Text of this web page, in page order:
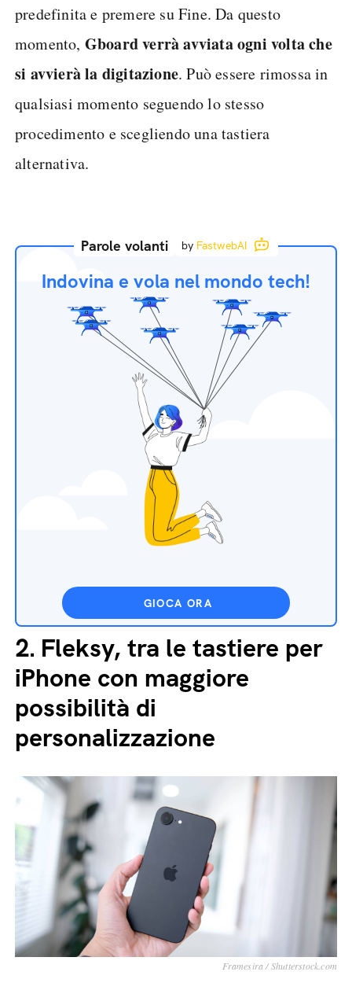
predefinita e premere su Fine. Da questo
momento, Gboard verrà avviata ogni volta che
si avvierà la digitazione. Può essere rimossa in
qualsiasi momento seguendo lo stesso
procedimento e scegliendo una tastiera
alternativa.
Parole volanti by FastwebAI
Indovina e vola nel mondo tech!
GIOCA ORA
2. Fleksy, tra le tastiere per
iPhone con maggiore
possibilità di
personalizzazione
Framesira / Shutterstock.com